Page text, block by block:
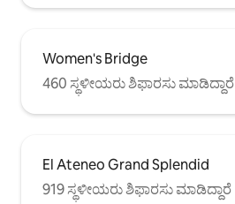
Women's Bridge
460 ಸ್ಥಳೀಯರು ಶಿಫಾರಸು ಮಾಡಿದ್ದಾರೆ
El Ateneo Grand Splendid
919 ಸ್ಥಳೀಯರು ಶಿಫಾರಸು ಮಾಡಿದ್ದಾರೆ